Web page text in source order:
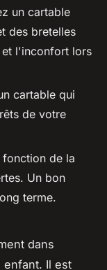
un cartable
des bretelles
et l'inconfort lors
cartable qui
de votre
de la
Un bon
terme.
dans
Il est